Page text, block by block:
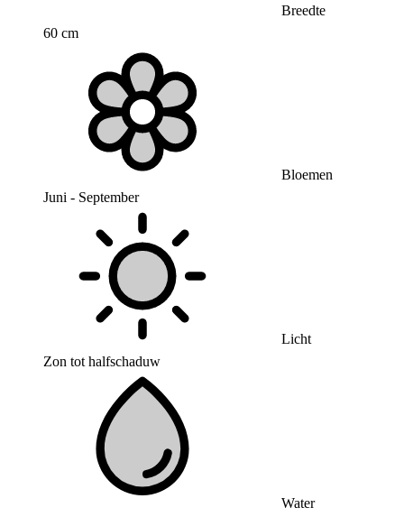
Breedte
60 cm
Bloemen
Juni - September
Licht
Zon tot halfschaduw
Water